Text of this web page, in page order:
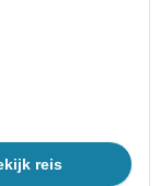
reis